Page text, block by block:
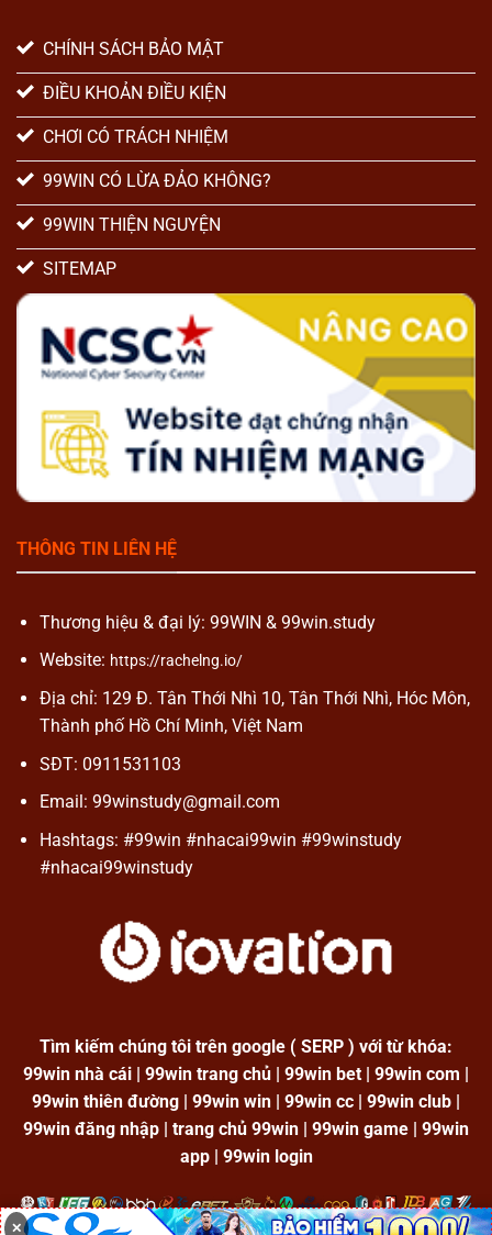
CHÍNH SÁCH BẢO MẬT
ĐIỀU KHOẢN ĐIỀU KIỆN
CHƠI CÓ TRÁCH NHIỆM
99WIN CÓ LỪA ĐẢO KHÔNG?
99WIN THIỆN NGUYỆN
SITEMAP
THÔNG TIN LIÊN HỆ
Thương hiệu & đại lý: 99WIN & 99win.study
Website: https://rachelng.io/
Địa chỉ: 129 Đ. Tân Thới Nhì 10, Tân Thới Nhì, Hóc Môn,
Thành phố Hồ Chí Minh, Việt Nam
SĐT: 0911531103
Email: 99winstudy@gmail.com
Hashtags: #99win #nhacai99win #99winstudy
#nhacai99winstudy
Tìm kiếm chúng tôi trên google ( SERP ) với từ khóa:
99win nhà cái | 99win trang chủ | 99win bet | 99win com |
99win thiên đường | 99win win | 99win cc | 99win club |
99win đăng nhập | trang chủ 99win | 99win game | 99win
app | 99win login
✕